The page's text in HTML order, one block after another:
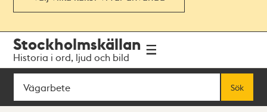
navigationen
huvudinnehållet
Stockholmskällan
Historia i ord, ljud och bild
Sök
Sök